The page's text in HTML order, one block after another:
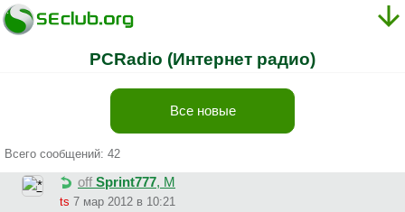
PCRadio (Интернет радио)
Все новые
Всего сообщений: 42
off Sprint777, М
ts 7 мар 2012 в 10:21